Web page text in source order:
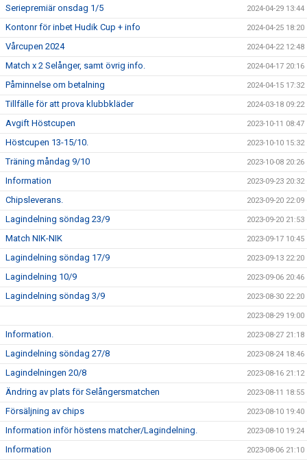
Seriepremiär onsdag 1/5 2024-04-29 13:44
Kontonr för inbet Hudik Cup + info 2024-04-25 18:20
Vårcupen 2024 2024-04-22 12:48
Match x 2 Selånger, samt övrig info. 2024-04-17 20:16
Påminnelse om betalning 2024-04-15 17:32
Tillfälle för att prova klubbkläder 2024-03-18 09:22
Avgift Höstcupen 2023-10-11 08:47
Höstcupen 13-15/10. 2023-10-10 15:32
Träning måndag 9/10 2023-10-08 20:26
Information 2023-09-23 20:32
Chipsleverans. 2023-09-20 22:09
Lagindelning söndag 23/9 2023-09-20 21:53
Match NIK-NIK 2023-09-17 10:45
Lagindelning söndag 17/9 2023-09-13 22:20
Lagindelning 10/9 2023-09-06 20:46
Lagindelning söndag 3/9 2023-08-30 22:20
2023-08-29 19:00
Information. 2023-08-27 21:18
Lagindelning söndag 27/8 2023-08-24 18:46
Lagindelningen 20/8 2023-08-16 21:12
Ändring av plats för Selångersmatchen 2023-08-11 18:55
Försäljning av chips 2023-08-10 19:40
Information inför höstens matcher/Lagindelning. 2023-08-10 19:24
Information 2023-08-06 21:10